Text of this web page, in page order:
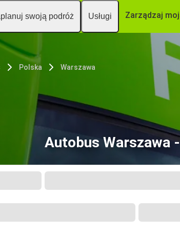
swoją podróż Usługi Zarządzaj
Polska Warszawa
Autobus Warszawa